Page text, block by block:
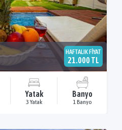
HAFTALIK FİYAT
21.000 TL
Yatak
3 Yatak
Banyo
1 Banyo